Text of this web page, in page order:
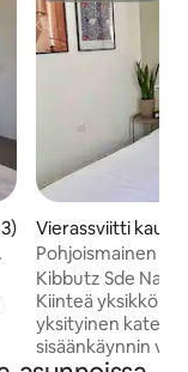
arvio 5/5,
Vierassviitti
e Nahum
Pohjoismainen
Kibbutz Sde
Kiinteä yksikkö,
yksityinen
sisäänkäynnin